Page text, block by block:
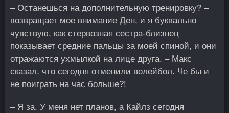
– Останешься на дополнительную тренировку? –
возвращает мое внимание Ден, и я буквально
чувствую, как стервозная сестра-близнец
показывает средние пальцы за моей спиной, и они
отражаются ухмылкой на лице друга. – Макс
сказал, что сегодня отменили волейбол. Че бы и
не поиграть на час больше?!
– Я за. У меня нет планов, а Кайлз сегодня